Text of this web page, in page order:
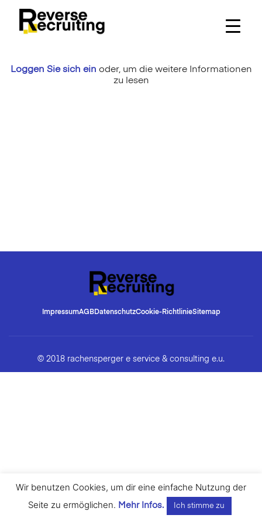
content
Loggen Sie sich ein oder, um die weitere Informationen
zu lesen
ImpressumAGBDatenschutzCookie-RichtlinieSitemap
© 2018 rachensperger e service & consulting e.u.
Wir benutzen Cookies, um dir eine einfache Nutzung der
Seite zu ermöglichen. Mehr Infos. Ich stimme zu